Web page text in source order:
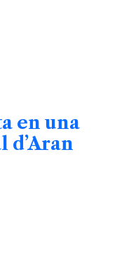
en una
d’Aran